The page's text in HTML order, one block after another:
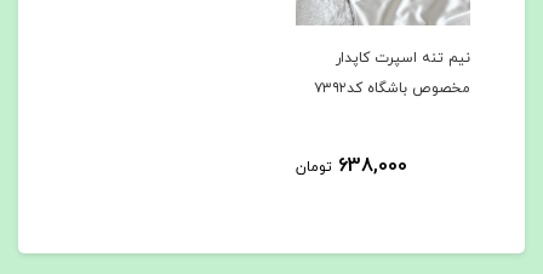
نیم تنه اسپرت کاپدار
مخصوص باشگاه کد۷۳۹۲
638,000 تومان